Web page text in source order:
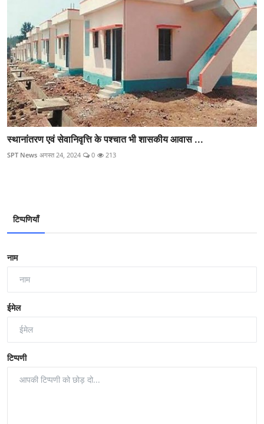
स्‍थानांतरण एवं सेवानिवृत्ति के पश्‍चात भी शासकीय आवास ...
SPT News अगस्त 24, 2024 0 213
टिप्पणियाँ
नाम
ईमेल
टिप्पणी